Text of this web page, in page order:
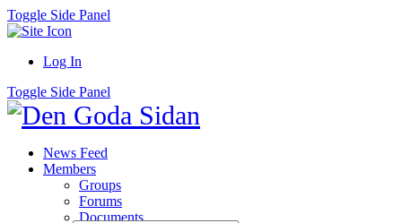
Toggle Side Panel
Log In
Toggle Side Panel
News Feed
Members
Groups
Forums
Documents